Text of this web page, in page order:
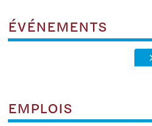
ÉVÉNEMENTS
EMPLOIS